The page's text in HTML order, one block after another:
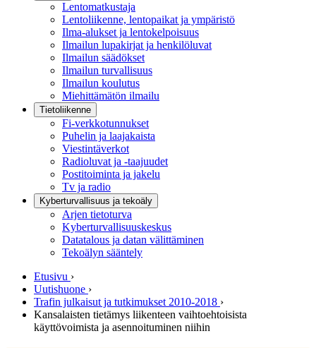
Lentomatkustaja
Lentoliikenne, lentopaikat ja ympäristö
Ilma-alukset ja lentokelpoisuus
Ilmailun lupakirjat ja henkilöluvat
Ilmailun säädökset
Ilmailun turvallisuus
Ilmailun koulutus
Miehittämätön ilmailu
Tietoliikenne
Fi-verkkotunnukset
Puhelin ja laajakaista
Viestintäverkot
Radioluvat ja -taajuudet
Postitoiminta ja jakelu
Tv ja radio
Kyberturvallisuus ja tekoäly
Arjen tietoturva
Kyberturvallisuuskeskus
Datatalous ja datan välittäminen
Tekoälyn sääntely
Etusivu ›
Uutishuone ›
Trafin julkaisut ja tutkimukset 2010-2018 ›
Kansalaisten tietämys liikenteen vaihtoehtoisista
käyttövoimista ja asennoituminen niihin